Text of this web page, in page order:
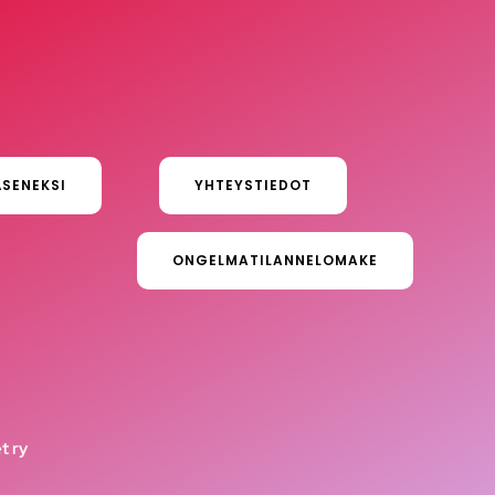
YHTEYSTIEDOT
ONGELMATILANNELOMAKE
ry